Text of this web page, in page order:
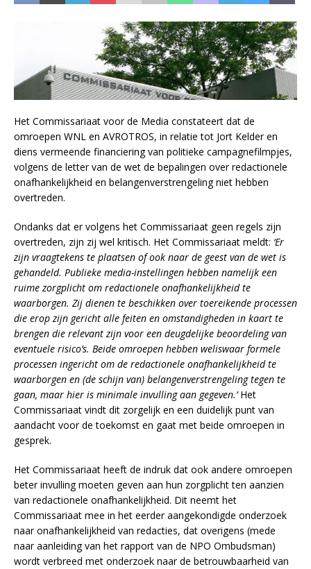
Het Commissariaat voor de Media constateert dat de
omroepen WNL en AVROTROS, in relatie tot Jort Kelder en
diens vermeende financiering van politieke campagnefilmpjes,
volgens de letter van de wet de bepalingen over redactionele
onafhankelijkheid en belangenverstrengeling niet hebben
overtreden.
Ondanks dat er volgens het Commissariaat geen regels zijn
overtreden, zijn zij wel kritisch. Het Commissariaat meldt: ‘Er
zijn vraagtekens te plaatsen of ook naar de geest van de wet is
gehandeld. Publieke media-instellingen hebben namelijk een
ruime zorgplicht om redactionele onafhankelijkheid te
waarborgen. Zij dienen te beschikken over toereikende processen
die erop zijn gericht alle feiten en omstandigheden in kaart te
brengen die relevant zijn voor een deugdelijke beoordeling van
eventuele risico’s. Beide omroepen hebben weliswaar formele
processen ingericht om de redactionele onafhankelijkheid te
waarborgen en (de schijn van) belangenverstrengeling tegen te
gaan, maar hier is minimale invulling aan gegeven.’Het
Commissariaat vindt dit zorgelijk en een duidelijk punt van
aandacht voor de toekomst en gaat met beide omroepen in
gesprek.
Het Commissariaat heeft de indruk dat ook andere omroepen
beter invulling moeten geven aan hun zorgplicht ten aanzien
van redactionele onafhankelijkheid. Dit neemt het
Commissariaat mee in het eerder aangekondigde onderzoek
naar onafhankelijkheid van redacties, dat overigens (mede
naar aanleiding van het rapport van de NPO Ombudsman)
wordt verbreed met onderzoek naar de betrouwbaarheid van